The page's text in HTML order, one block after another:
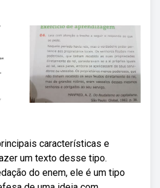
características e
um texto desse tipo.
do enem, ele é um tipo